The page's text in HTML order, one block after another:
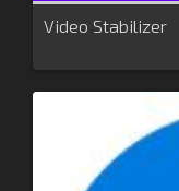
Video Stabilizer